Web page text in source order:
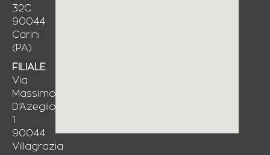
32C
90044
Carini
(PA)
FILIALE
Via
Massimo
D’Azeglio,
1
90044
Villagrazia